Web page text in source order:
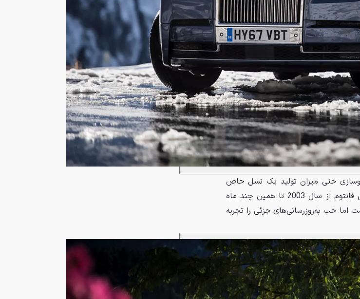
حتی میزان تولید یک نسل خاص
تبعیت نمی‌کند. خب برای فهم بهتر باید گفت نسل قبلی فانتوم از سال 2003 تا همین چند ماه
تغییر خاصی نداشت اما خب به‌روزرسانی‌های جزئی را تجربه